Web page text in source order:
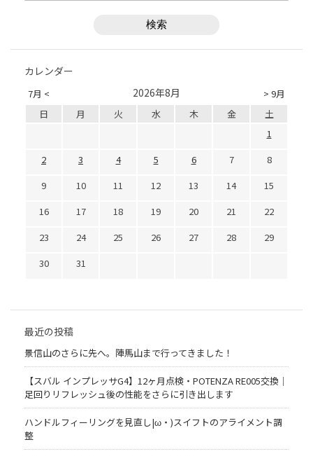
カレンダー
7月 < > 9月
2026年8月
日 月 火 水 木 金
土
1
2
3 4 5 6 7
8
9
10 11 12 13 14
15
16
17 18 19 20 21
22
23
24 25 26 27 28
29
30
31
最近の投稿
景信山のさらに先へ。陣馬山まで行ってきました！
【スバル インプレッサG4】12ヶ月点検・POTENZA RE005交換｜
足回りリフレッシュ後の性能をさらに引き出します
ハンドルフィーリングを見直し|ω・)スイフトのアライメント調
整